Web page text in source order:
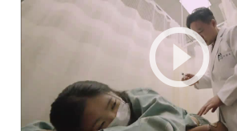
play_circle_outline